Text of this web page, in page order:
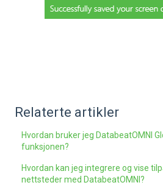
Relaterte artikler
Hvordan bruker jeg DatabeatOMNI
funksjonen?
Hvordan kan jeg integrere og vise
nettsteder med DatabeatOMNI?